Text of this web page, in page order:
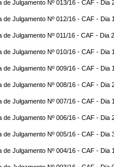
de Julgamento Nº 013/16 - CAF - Dia
de Julgamento Nº 012/16 - CAF - Dia
de Julgamento Nº 011/16 - CAF - Dia
de Julgamento Nº 010/16 - CAF - Dia
de Julgamento Nº 009/16 - CAF - Dia
de Julgamento Nº 008/16 - CAF - Dia
de Julgamento Nº 007/16 - CAF - Dia
de Julgamento Nº 006/16 - CAF - Dia
de Julgamento Nº 005/16 - CAF - Dia
de Julgamento Nº 004/16 - CAF - Dia